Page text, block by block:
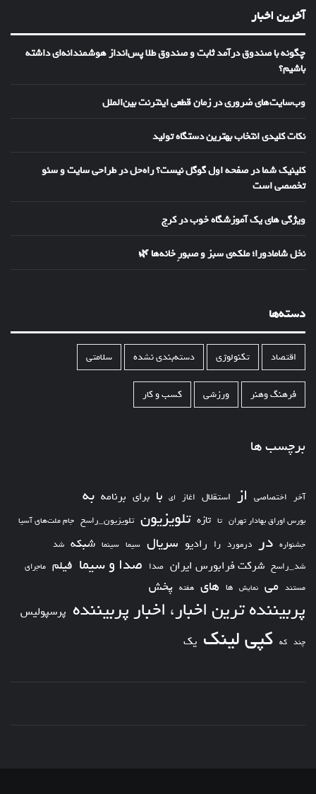
آخرین اخبار
چگونه با صندوق درآمد ثابت و صندوق طلا پس‌انداز هوشمندانه‌ای داشته
باشیم؟
وب‌سایت‌های ضروری در زمان قطعی اینترنت بین‌الملل
نکات کلیدی انتخاب بهترین دستگاه تولید
کلینیک شما در صفحه اول گوگل نیست؟ راه‌حل در طراحی سایت و سئو
تخصصی است
ویژگی های یک آموزشگاه خوب در کرج
نخل شامادورا؛ ملکه‌ی سبز و صبورِ خانه‌ها 🌿
دسته‌ها
اقتصاد تکنولوژی دسته‌بندی نشده سلامتی
فرهنگ وهنر ورزشی کسب و کار
برچسب ها
آخر اختصاصی از استقلال اغاز ای با برای برنامه به
بورس اوراق بهادار تهران تا تازه تلویزیون تلویزیون_راسخ جام ملت‌های آسیا
جشنواره در درمورد را رادیو سریال سیما سینما شبکه شد
شد_راسخ شرکت فرابورس ایران صدا صدا و سیما فیلم ماجرای
مستند می نمایش ها های هفته پخش
پربیننده ترین اخبار، اخبار پربیننده پرسپولیس
چند که کپی لینک یک